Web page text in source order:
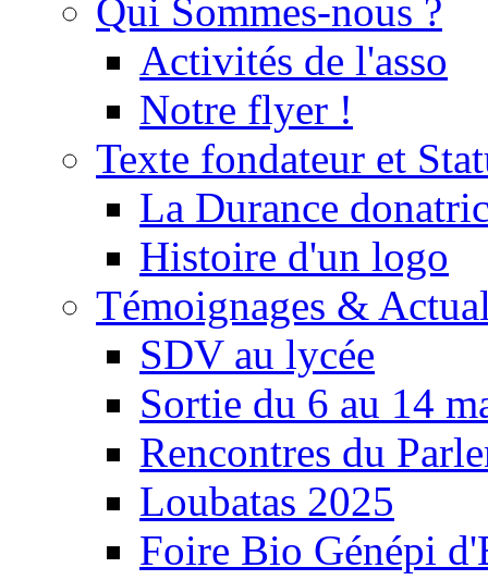
Qui Sommes-nous ?
Activités de l'asso
Notre flyer !
Texte fondateur et
La Durance
Histoire d'un logo
Témoignages &
SDV au lycée
Sortie du 6 au 14
Rencontres du
Loubatas 2025
Foire Bio Génépi